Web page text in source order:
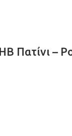
Πατίνι –